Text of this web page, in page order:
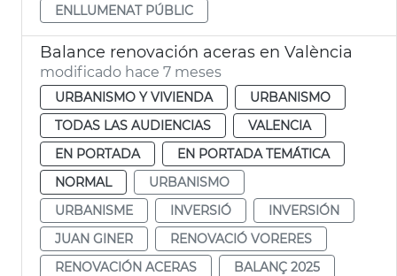
ENLLUMENAT PÚBLIC
Balance renovación aceras en València
modificado hace 7 meses
URBANISMO Y VIVIENDA
URBANISMO
TODAS LAS AUDIENCIAS
VALENCIA
EN PORTADA
EN PORTADA TEMÁTICA
NORMAL
URBANISMO
URBANISME
INVERSIÓ
INVERSIÓN
JUAN GINER
RENOVACIÓ VORERES
RENOVACIÓN ACERAS
BALANÇ 2025